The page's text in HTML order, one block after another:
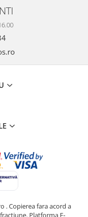
. Copierea fara acord a
Platforma E-